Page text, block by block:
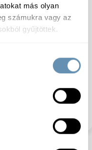
más olyan
számukra vagy az
gyűjtöttek.
anyag E 407,
dextróz,
E250. Műbélbe
el kell azt távolítani.